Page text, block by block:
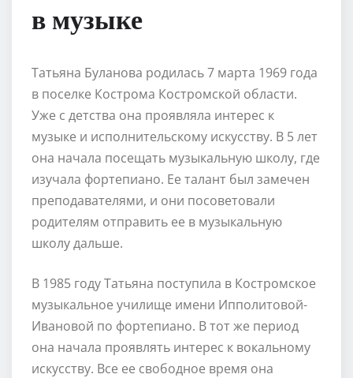
в музыке
Татьяна Буланова родилась 7 марта 1969 года
в поселке Кострома Костромской области.
Уже с детства она проявляла интерес к
музыке и исполнительскому искусству. В 5 лет
она начала посещать музыкальную школу, где
изучала фортепиано. Ее талант был замечен
преподавателями, и они посоветовали
родителям отправить ее в музыкальную
школу дальше.
В 1985 году Татьяна поступила в Костромское
музыкальное училище имени Ипполитовой-
Ивановой по фортепиано. В тот же период
она начала проявлять интерес к вокальному
искусству. Все ее свободное время она